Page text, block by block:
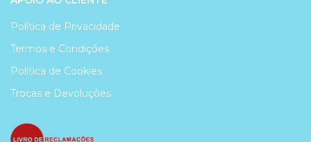
Política de Privacidade
Termos e Condições
Política de Cookies
Trocas e Devoluções